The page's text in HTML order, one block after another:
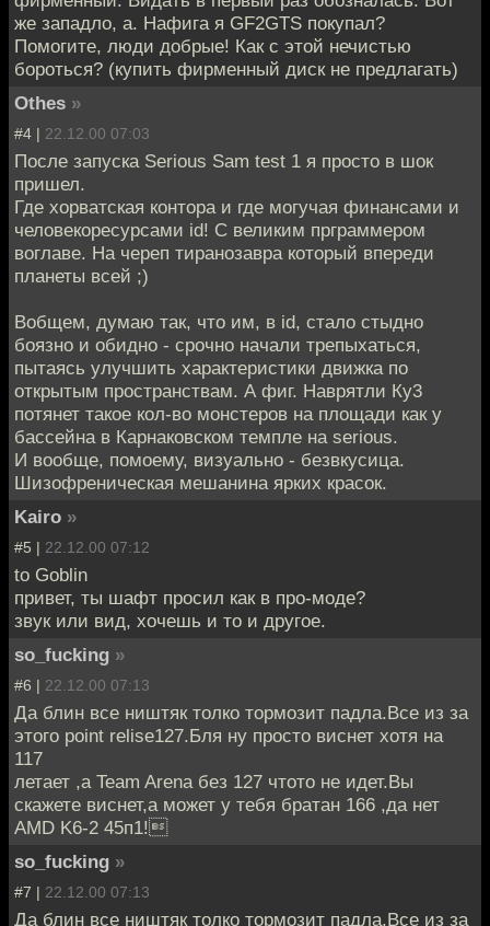
же западло, а. Нафига я GF2GTS покупал?
Помогите, люди добрые! Как с этой нечистью
бороться? (купить фирменный диск не предлагать)
Othes »
#4 | 22.12.00 07:03
После запуска Serious Sam test 1 я просто в шок
пришел.
Где хорватская контора и где могучая финансами и
человекоресурсами id! С великим прграммером
воглаве. На череп тиранозавра который впереди
планеты всей ;)
Вобщем, думаю так, что им, в id, стало стыдно
боязно и обидно - срочно начали трепыхаться,
пытаясь улучшить характеристики движка по
открытым пространствам. А фиг. Наврятли Ку3
потянет такое кол-во монстеров на площади как у
бассейна в Карнаковском темпле на serious.
И вообще, помоему, визуально - безвкусица.
Шизофреническая мешанина ярких красок.
Kairo »
#5 | 22.12.00 07:12
to Goblin
привет, ты шафт просил как в про-моде?
звук или вид, хочешь и то и другое.
so_fucking »
#6 | 22.12.00 07:13
Да блин все ништяк толко тормозит падла.Все из за
этого point relise127.Бля ну просто виснет хотя на
117
летает ,а Team Arena без 127 чтото не идет.Вы
скажете виснет,а может у тебя братан 166 ,да нет
AMD K6-2 45п1!
so_fucking »
#7 | 22.12.00 07:13
Да блин все ништяк толко тормозит падла.Все из за